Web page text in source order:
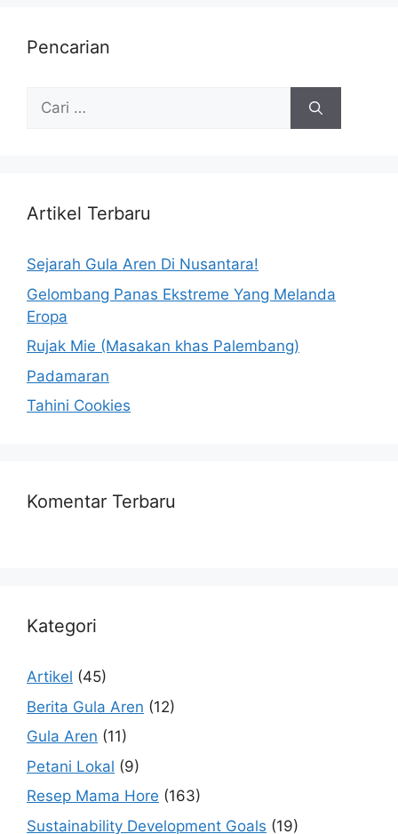
Pencarian
Artikel Terbaru
Sejarah Gula Aren Di Nusantara!
Gelombang Panas Ekstreme Yang Melanda
Eropa
Rujak Mie (Masakan khas Palembang)
Padamaran
Tahini Cookies
Komentar Terbaru
Kategori
Artikel (45)
Berita Gula Aren (12)
Gula Aren (11)
Petani Lokal (9)
Resep Mama Hore (163)
Sustainability Development Goals (19)